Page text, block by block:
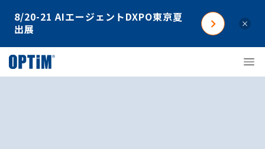
8/20-21 AIエージェントDXPO東京夏
出展
×